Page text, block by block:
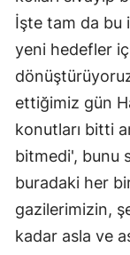
İşte tam da bu
yeni hedefler
ettiğimiz gün
konutları bitti
bitmedi', bunu
buradaki her
gazilerimizin,
kadar asla ve